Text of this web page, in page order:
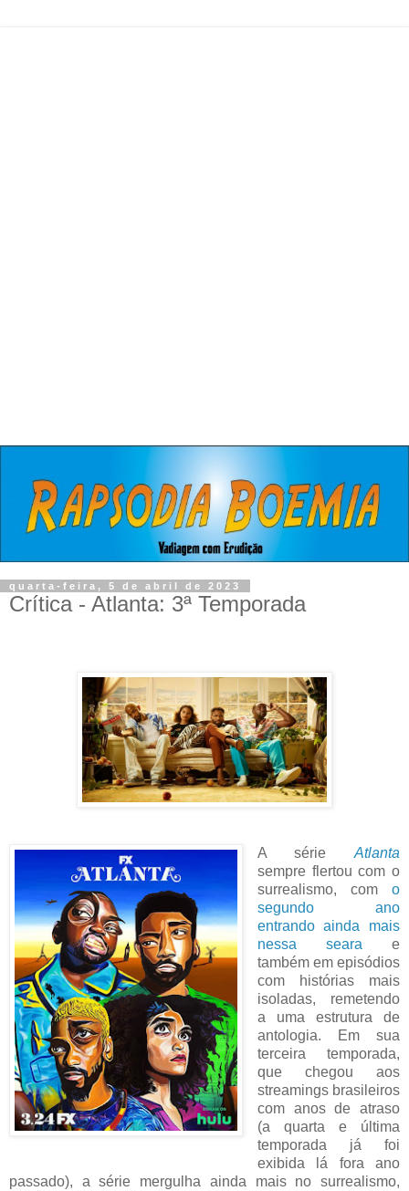
quarta-feira, 5 de abril de 2023
Crítica - Atlanta: 3ª Temporada
A sérieAtlanta
sempre flertou com o
surrealismo, com o
segundo ano
entrando ainda mais
nessa searae
também em episódios
com histórias mais
isoladas, remetendo
a uma estrutura de
antologia. Em sua
terceira temporada,
que chegou aos
streamings brasileiros
com anos de atraso
(a quarta e última
temporada já foi
exibida lá fora ano
passado), a série mergulha ainda mais no surrealismo,